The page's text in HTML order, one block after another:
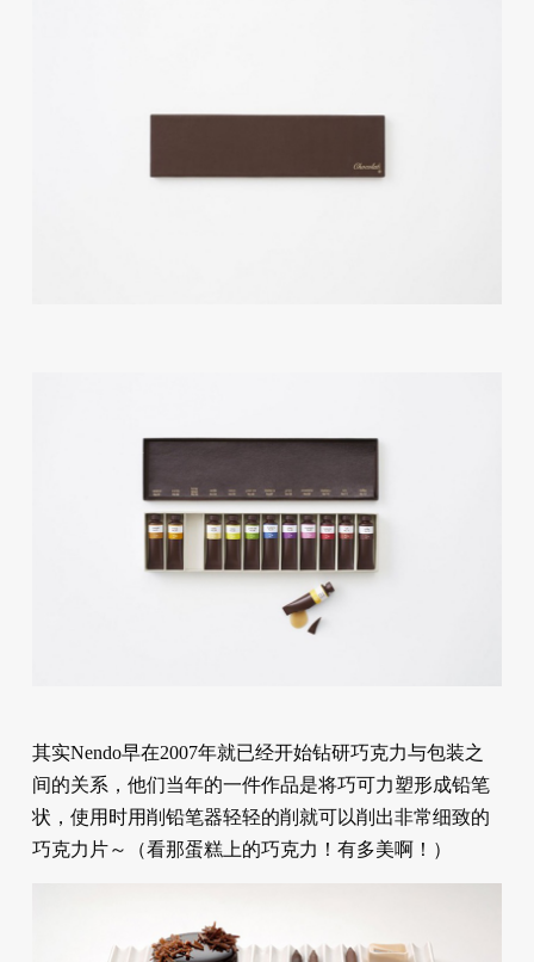
其实Nendo早在2007年就已经开始钻研巧克力与包装之
间的关系，他们当年的一件作品是将巧可力塑形成铅笔
状，使用时用削铅笔器轻轻的削就可以削出非常细致的
巧克力片～（看那蛋糕上的巧克力！有多美啊！）